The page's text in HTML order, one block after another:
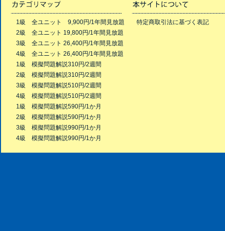
1級 全ユニット 9,900円/1年間見放題
2級 全ユニット 19,800円/1年間見放題
3級 全ユニット 26,400円/1年間見放題
4級 全ユニット 26,400円/1年間見放題
1級 模擬問題解説310円/2週間
2級 模擬問題解説310円/2週間
3級 模擬問題解説510円/2週間
4級 模擬問題解説510円/2週間
1級 模擬問題解説590円/1か月
2級 模擬問題解説590円/1か月
3級 模擬問題解説990円/1か月
4級 模擬問題解説990円/1か月
特定商取引法に基づく表記